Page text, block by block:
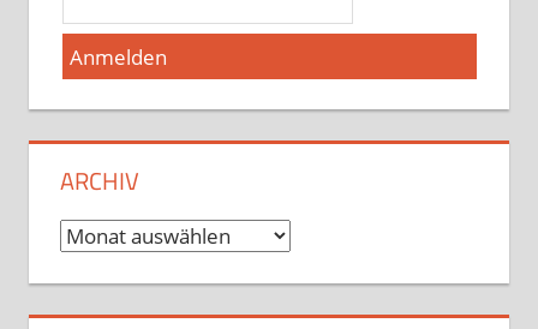
ARCHIV
Archiv